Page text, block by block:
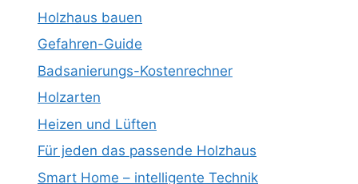
Holzhaus bauen
Gefahren-Guide
Badsanierungs-Kostenrechner
Holzarten
Heizen und Lüften
Für jeden das passende Holzhaus
Smart Home – intelligente Technik